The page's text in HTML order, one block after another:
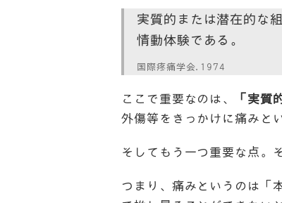
実質的または潜在的な
情動体験である。
国際疼痛学会.1974
ここで重要なのは、 「実質
外傷等をきっかけに痛みと
そしてもう一つ重要な点。
つまり、痛みというのは「